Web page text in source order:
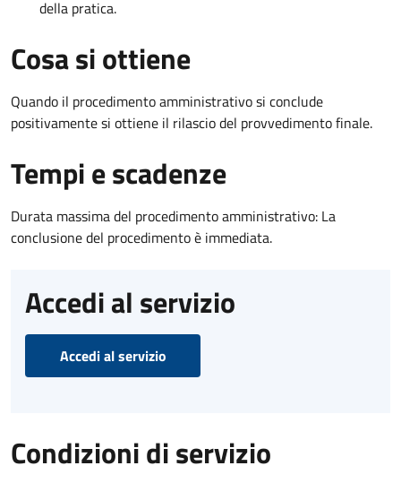
della pratica.
Cosa si ottiene
Quando il procedimento amministrativo si conclude
positivamente si ottiene il rilascio del provvedimento finale.
Tempi e scadenze
Durata massima del procedimento amministrativo: La
conclusione del procedimento è immediata.
Accedi al servizio
Accedi al servizio
Condizioni di servizio